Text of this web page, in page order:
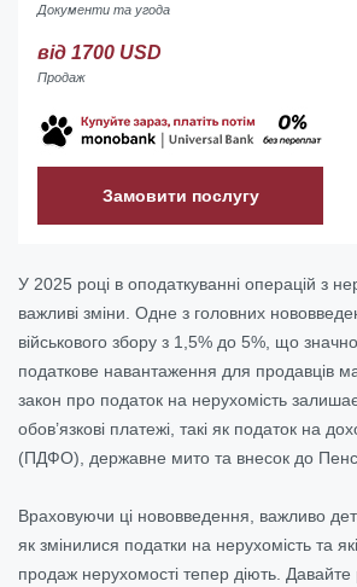
Документи та угода
від 1700 USD
Продаж
Замовити послугу
У 2025 році в оподаткуванні операцій з
важливі зміни. Одне з головних
військового збору з 1,5% до 5%, що
податкове навантаження для продавців
закон про податок на нерухомість залишає
обов’язкові платежі, такі як податок на
(ПДФО), державне мито та внесок до
Враховуючи ці нововведення, важливо
як змінилися податки на нерухомість та
продаж нерухомості тепер діють. Давайте